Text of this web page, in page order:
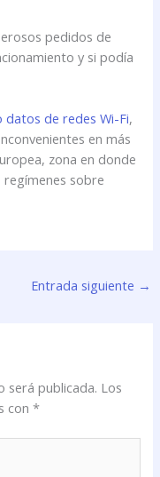
pedidos de
y si podía
de redes Wi-Fi,
en más
zona en donde
sobre
Entrada siguiente →
será publicada. Los
con*